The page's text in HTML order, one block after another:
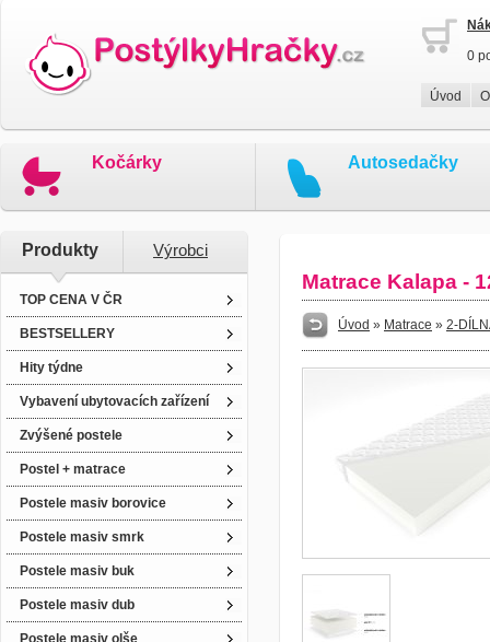
0
Úvod
Kočárky Autosedačky
Produkty Výrobci
TOP CENA V ČR
BESTSELLERY
Hity týdne
Vybavení ubytovacích zařízení
Zvýšené postele
Postel + matrace
Postele masiv borovice
Postele masiv smrk
Postele masiv buk
Postele masiv dub
Postele masiv olše
Matrace Kalapa -
Úvod » Matrace » 2-